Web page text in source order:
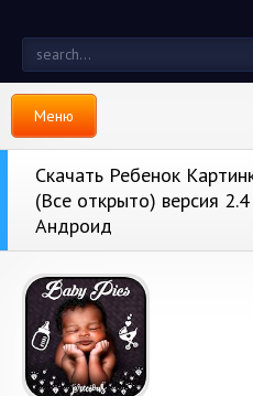
Меню
Скачать Ребенок
(Все открыто) версия
Андроид